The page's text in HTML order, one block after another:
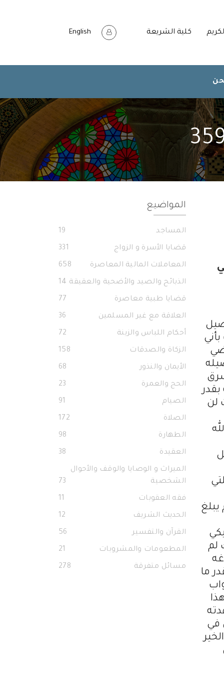
كلية الشريعة English
بأني
بقدر
لن
لم
ما
في
المواضيع
المساجد 19
قضايا الأسرة و الزواج 331
المعاملات المالية المعاصرة 658
الذبائح والصيد والأضحية والعقيقة 14
قضايا طبية معاصرة 77
العلاقة مع غير المسلمين 36
أحكام اللباس والزينة 72
الزكاة والصدقات 158
الأيمان والنذور 68
الحج والعمرة 23
الصيام 91
الصلاة 172
الطهارة 98
العقيدة 38
الميراث و الوصايا والوقف والأحوال
الشخصية
73
فقه العقوبات 11
الحديث الشريف 12
القرآن والتفسير 56
المطعومات والمشروبات 21
مسائل متفرقة 278